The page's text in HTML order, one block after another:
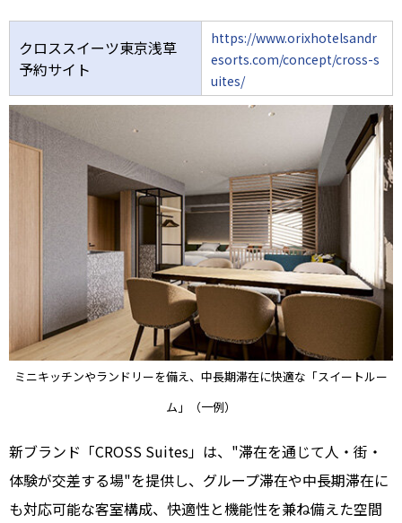
クロススイーツ東京浅草
予約サイト
https://www.orixhotelsandr
esorts.com/concept/cross-s
uites/
ミニキッチンやランドリーを備え、中長期滞在に快適な「スイートルー
ム」（一例）
新ブランド「CROSS Suites」は、"滞在を通じて人・街・
体験が交差する場"を提供し、グループ滞在や中長期滞在に
も対応可能な客室構成、快適性と機能性を兼ね備えた空間